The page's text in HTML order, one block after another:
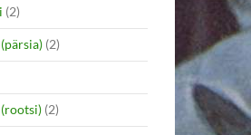
(2)
(2)
(2)